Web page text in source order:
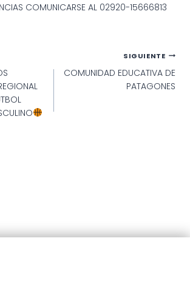
COMUNICARSE AL 02920-15666813
SIGUIENTE
COMUNIDAD EDUCATIVA DE
PATAGONES